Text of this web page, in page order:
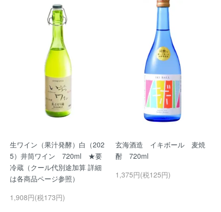
生ワイン（果汁発酵）白（202
5）井筒ワイン 720ml ★要
冷蔵（クール代別途加算 詳細
は各商品ページ参照）
1,908円(税173円)
玄海酒造 イキボール 麦焼
酎 720ml
1,375円(税125円)